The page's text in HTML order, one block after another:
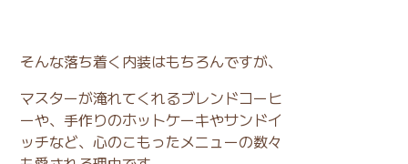
そんな落ち着く内装はもちろんですが、
マスターが淹れてくれるブレンドコーヒ
ーや、手作りのホットケーキやサンドイ
ッチなど、心のこもったメニューの数々